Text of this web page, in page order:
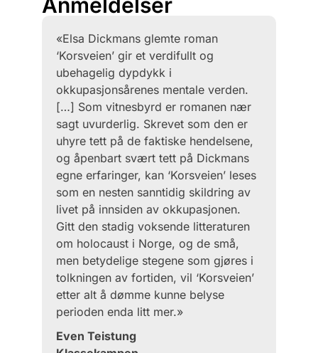
Anmeldelser
«Elsa Dickmans glemte roman
‘Korsveien’ gir et verdifullt og
ubehagelig dypdykk i
okkupasjonsårenes mentale verden.
[…] Som vitnesbyrd er romanen nær
sagt uvurderlig. Skrevet som den er
uhyre tett på de faktiske hendelsene,
og åpenbart svært tett på Dickmans
egne erfaringer, kan ‘Korsveien’ leses
som en nesten sanntidig skildring av
livet på innsiden av okkupasjonen.
Gitt den stadig voksende litteraturen
om holocaust i Norge, og de små,
men betydelige stegene som gjøres i
tolkningen av fortiden, vil ‘Korsveien’
etter alt å dømme kunne belyse
perioden enda litt mer.»
Even Teistung